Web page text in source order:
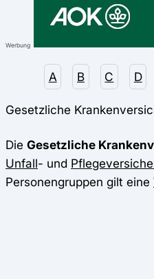
Werbung
A B C D
Gesetzliche
Die Gesetzliche
Unfall- und
Personengruppen gilt eine